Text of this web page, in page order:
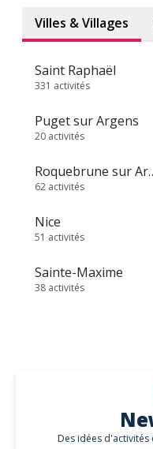
Villes & Villages
Saint Raphaël
331 activités
Puget sur Argens
20 activités
62 activités
Nice
51 activités
Sainte-Maxime
38 activités
Des idées